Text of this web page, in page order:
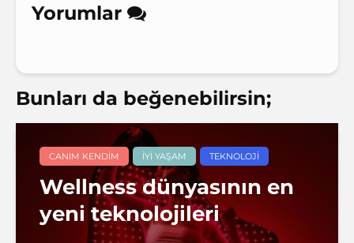
Yorumlar
Bunları da beğenebilirsin;
CANIM KENDIM İYI YAŞAM TEKNOLOJI
Wellness dünyasının en
yeni teknolojileri